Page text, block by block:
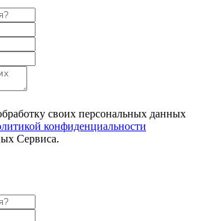
своих персональных данных
конфиденциальности
Сервиса.